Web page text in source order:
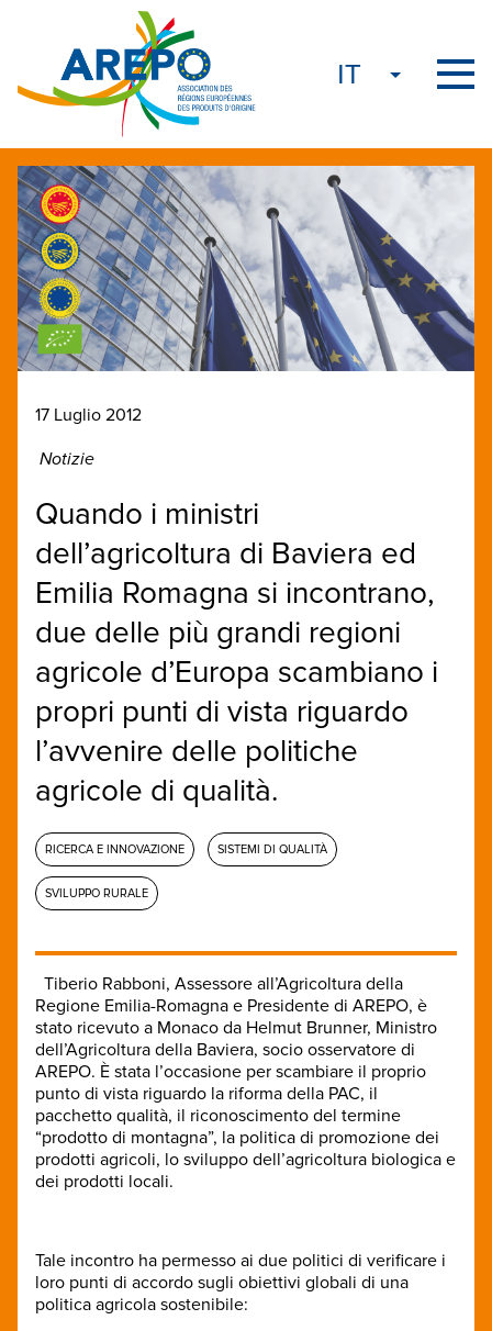
17 Luglio 2012
Notizie
Quando i ministri
dell’agricoltura di Baviera ed
Emilia Romagna si incontrano,
due delle più grandi regioni
agricole d’Europa scambiano i
propri punti di vista riguardo
l’avvenire delle politiche
agricole di qualità.
RICERCA E INNOVAZIONE SISTEMI DI QUALITÀ
SVILUPPO RURALE
Tiberio Rabboni, Assessore all’Agricoltura della
Regione Emilia-Romagna e Presidente di AREPO, è
stato ricevuto a Monaco da Helmut Brunner, Ministro
dell’Agricoltura della Baviera, socio osservatore di
AREPO. È stata l’occasione per scambiare il proprio
punto di vista riguardo la riforma della PAC, il
pacchetto qualità, il riconoscimento del termine
“prodotto di montagna”, la politica di promozione dei
prodotti agricoli, lo sviluppo dell’agricoltura biologica e
dei prodotti locali.
Tale incontro ha permesso ai due politici di verificare i
loro punti di accordo sugli obiettivi globali di una
politica agricola sostenibile: